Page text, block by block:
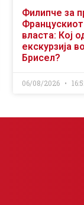
Филипче за
власта: Кој
екскурзија
Брисел?
06/08/2026